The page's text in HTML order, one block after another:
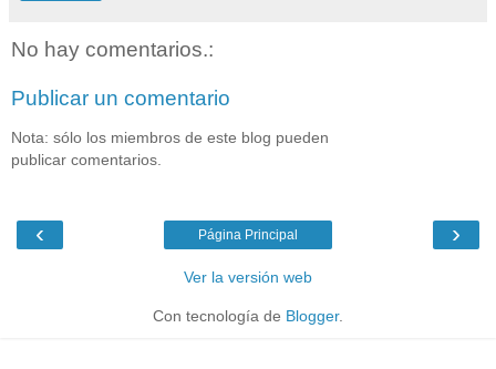
No hay comentarios.:
Publicar un comentario
Nota: sólo los miembros de este blog pueden
publicar comentarios.
‹ ›
Página Principal
Ver la versión web
Con tecnología de Blogger.